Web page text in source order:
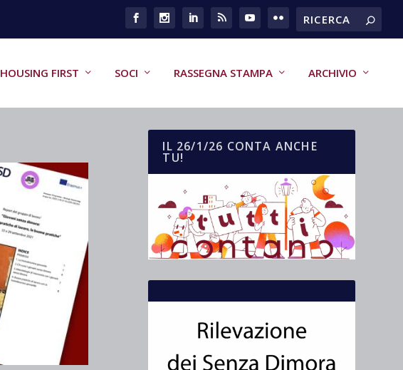
HOUSING FIRST SOCI RASSEGNA STAMPA ARCHIVIO
IL 26/1/26 CONTA ANCHE
TU!